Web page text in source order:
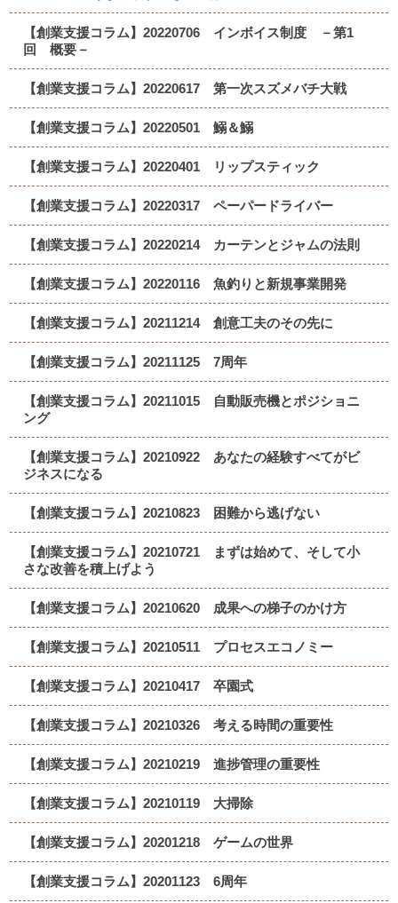
【創業支援コラム】20220706 インボイス制度 －第1
回 概要－
【創業支援コラム】20220617 第一次スズメバチ大戦
【創業支援コラム】20220501 鰯＆鰯
【創業支援コラム】20220401 リップスティック
【創業支援コラム】20220317 ペーパードライバー
【創業支援コラム】20220214 カーテンとジャムの法則
【創業支援コラム】20220116 魚釣りと新規事業開発
【創業支援コラム】20211214 創意工夫のその先に
【創業支援コラム】20211125 7周年
【創業支援コラム】20211015 自動販売機とポジショニ
ング
【創業支援コラム】20210922 あなたの経験すべてがビ
ジネスになる
【創業支援コラム】20210823 困難から逃げない
【創業支援コラム】20210721 まずは始めて、そして小
さな改善を積上げよう
【創業支援コラム】20210620 成果への梯子のかけ方
【創業支援コラム】20210511 プロセスエコノミー
【創業支援コラム】20210417 卒園式
【創業支援コラム】20210326 考える時間の重要性
【創業支援コラム】20210219 進捗管理の重要性
【創業支援コラム】20210119 大掃除
【創業支援コラム】20201218 ゲームの世界
【創業支援コラム】20201123 6周年